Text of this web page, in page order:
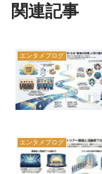
関連記事
エンタメブログ
エンタメブログ